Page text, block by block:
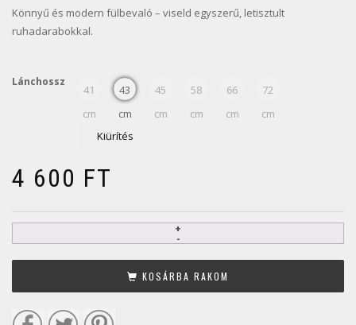
Könnyű és modern fülbevaló – viseld egyszerű, letisztult
ruhadarabokkal.
Lánchossz
41
cm
43
cm
45
cm
58
cm
66
cm
72
cm
Kiürítés
4 600 FT
KOSÁRBA RAKOM